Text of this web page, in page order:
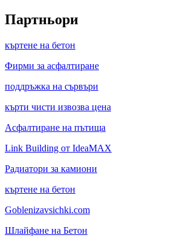
Партньори
къртене на бетон
Фирми за асфалтиране
поддръжка на сървъри
кърти чисти извозва цена
Асфалтиране на пътища
Link Building от IdeaMAX
Радиатори за камиони
къртене на бетон
Goblenizavsichki.com
Шлайфане на Бетон